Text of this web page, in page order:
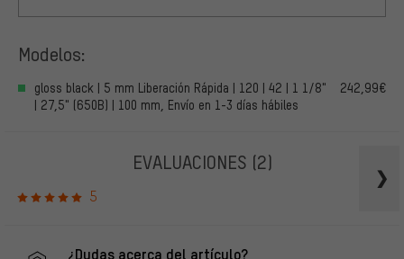
Modelos:
gloss black | 5 mm Liberación Rápida | 120 | 42 | 1 1/8"
| 27,5" (650B) | 100 mm, Envío en 1-3 días hábiles
242,99€
EVALUACIONES (2)
5
¿Dudas acerca del artículo?